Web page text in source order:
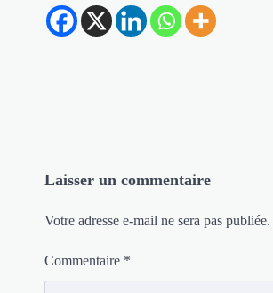
Laisser un commentaire
Votre adresse e-mail ne sera pas publiée.
Commentaire *